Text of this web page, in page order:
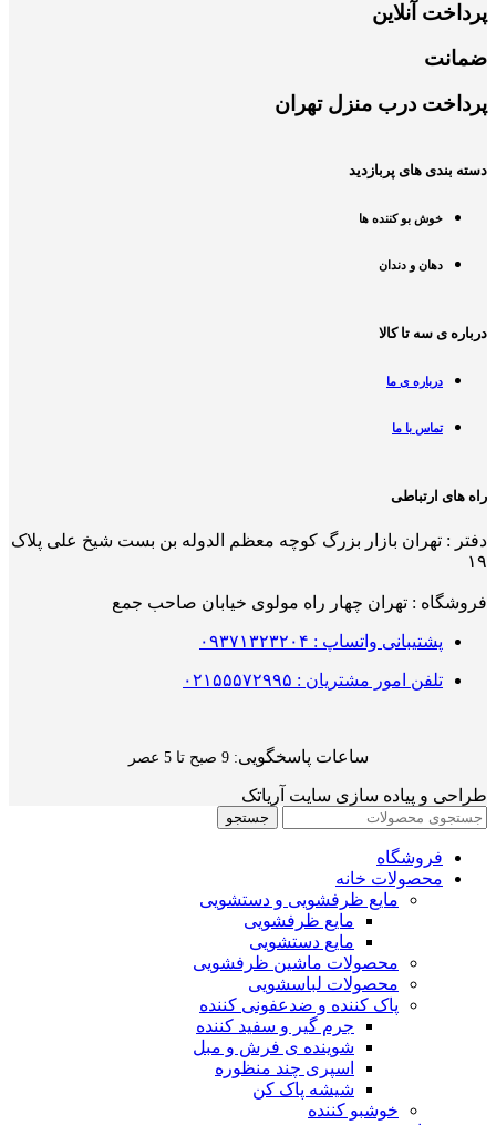
پرداخت آنلاین
ضمانت
پرداخت درب منزل تهران
دسته بندی های پربازدید
خوش بو کننده ها
دهان و دندان
درباره ی سه تا کالا
درباره ی ما
تماس با ما
راه های ارتباطی
دفتر : تهران بازار بزرگ کوچه معظم الدوله بن بست شیخ علی پلاک
۱۹
فروشگاه : تهران چهار راه مولوی خیابان صاحب جمع
پشتیبانی واتساپ : ۰۹۳۷۱۳۲۳۲۰۴
تلفن امور مشتریان : ۰۲۱۵۵۵۷۲۹۹۵
ساعات پاسخگویی: 9 صبح تا 5 عصر
طراحی و پیاده سازی سایت آریاتک
جستجو
فروشگاه
محصولات خانه
مایع ظرفشویی و دستشویی
مایع ظرفشویی
مایع دستشویی
محصولات ماشین ظرفشویی
محصولات لباسشویی
پاک کننده و ضدعفونی کننده
جرم گیر و سفید کننده
شوینده ی فرش و مبل
اسپری چند منظوره
شیشه پاک کن
خوشبو کننده